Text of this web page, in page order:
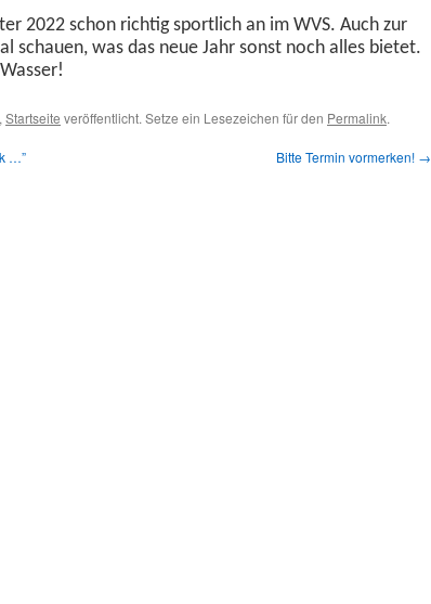
2022 schon richtig sportlich an im WVS. Auch zur
schauen, was das neue Jahr son­st noch alles bietet.
, Startseite veröffentlicht. Setze ein Lesezeichen für den Permalink.
…” Bitte Termin vormerken! →